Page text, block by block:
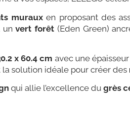
murauxen proposant des
unvert forêt (Eden Green)
x 60.4 cm avec une
la solution idéale pour créer des
qui allie l’excellence du grès